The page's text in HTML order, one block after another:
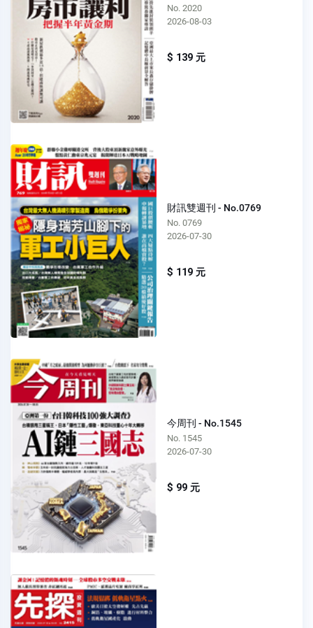
No. 2020
2026-08-03
$ 139 元
財訊雙週刊 - No.0769
No. 0769
2026-07-30
$ 119 元
今周刊 - No.1545
No. 1545
2026-07-30
$ 99 元